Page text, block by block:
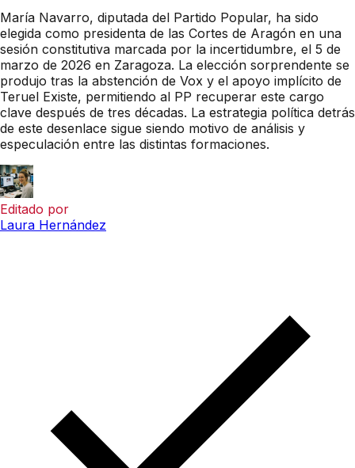
María Navarro, diputada del Partido Popular, ha sido
elegida como presidenta de las Cortes de Aragón en una
sesión constitutiva marcada por la incertidumbre, el 5 de
marzo de 2026 en Zaragoza. La elección sorprendente se
produjo tras la abstención de Vox y el apoyo implícito de
Teruel Existe, permitiendo al PP recuperar este cargo
clave después de tres décadas. La estrategia política detrás
de este desenlace sigue siendo motivo de análisis y
especulación entre las distintas formaciones.
Editado por
Laura Hernández